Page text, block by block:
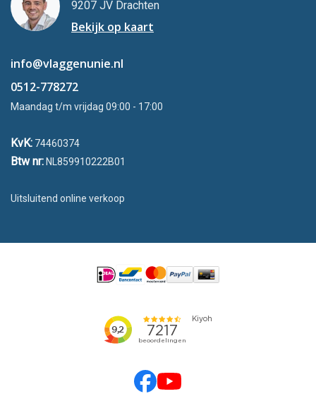
9207 JV Drachten
Bekijk op kaart
info@vlaggenunie.nl
0512-778272
Maandag t/m vrijdag 09:00 - 17:00
KvK: 74460374
Btw nr: NL859910222B01
Uitsluitend online verkoop